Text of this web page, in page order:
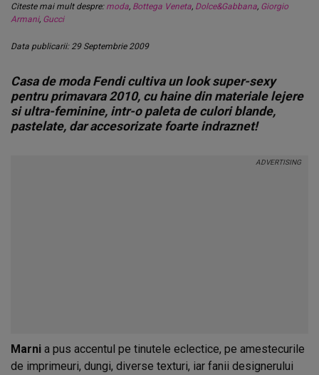
Citeste mai mult despre: moda, Bottega Veneta, Dolce&Gabbana, Giorgio
Armani, Gucci
Data publicarii: 29 Septembrie 2009
Casa de moda Fendi cultiva un look super-sexy
pentru primavara 2010, cu haine din materiale lejere
si ultra-feminine, intr-o paleta de culori blande,
pastelate, dar accesorizate foarte indraznet!
Marni a pus accentul pe tinutele eclectice, pe amestecurile
de imprimeuri, dungi, diverse texturi, iar fanii designerului